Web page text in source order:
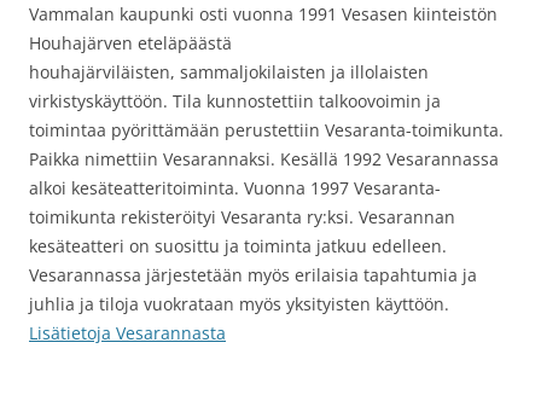
Vammalan kaupunki osti vuonna 1991 Vesasen kiinteistön
Houhajärven eteläpäästä
houhajärviläisten, sammaljokilaisten ja illolaisten
virkistyskäyttöön. Tila kunnostettiin talkoovoimin ja
toimintaa pyörittämään perustettiin Vesaranta-toimikunta.
Paikka nimettiin Vesarannaksi. Kesällä 1992 Vesarannassa
alkoi kesäteatteritoiminta. Vuonna 1997 Vesaranta-
toimikunta rekisteröityi Vesaranta ry:ksi. Vesarannan
kesäteatteri on suosittu ja toiminta jatkuu edelleen.
Vesarannassa järjestetään myös erilaisia tapahtumia ja
juhlia ja tiloja vuokrataan myös yksityisten käyttöön.
Lisätietoja Vesarannasta